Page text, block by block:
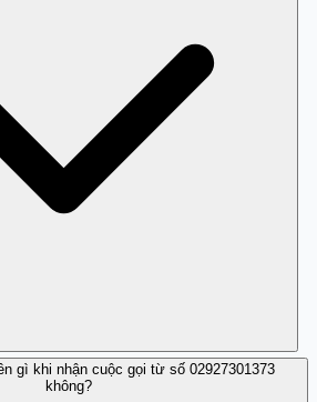
thông tin cá nhân vì số này không
gì khi nhận cuộc gọi từ số 02927301373
không?